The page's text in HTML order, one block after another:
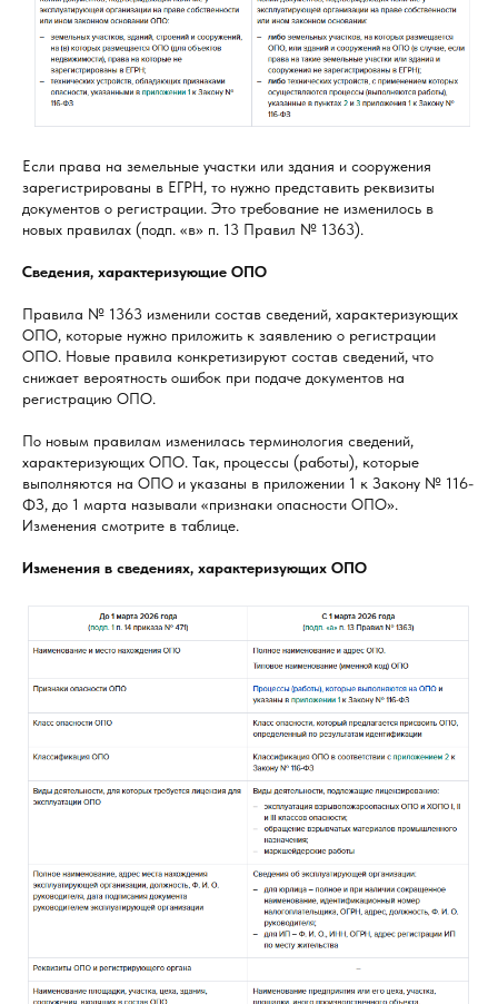
Если права на земельные участки или здания и сооружения
зарегистрированы в ЕГРН, то нужно представить реквизиты
документов о регистрации. Это требование не изменилось в
новых правилах (подп. «в» п. 13 Правил № 1363).
Сведения, характеризующие ОПО
Правила № 1363 изменили состав сведений, характеризующих
ОПО, которые нужно приложить к заявлению о регистрации
ОПО. Новые правила конкретизируют состав сведений, что
снижает вероятность ошибок при подаче документов на
регистрацию ОПО.
По новым правилам изменилась терминология сведений,
характеризующих ОПО. Так, процессы (работы), которые
выполняются на ОПО и указаны в приложении 1 к Закону № 116-
ФЗ, до 1 марта называли «признаки опасности ОПО».
Изменения смотрите в таблице.
Изменения в сведениях, характеризующих ОПО